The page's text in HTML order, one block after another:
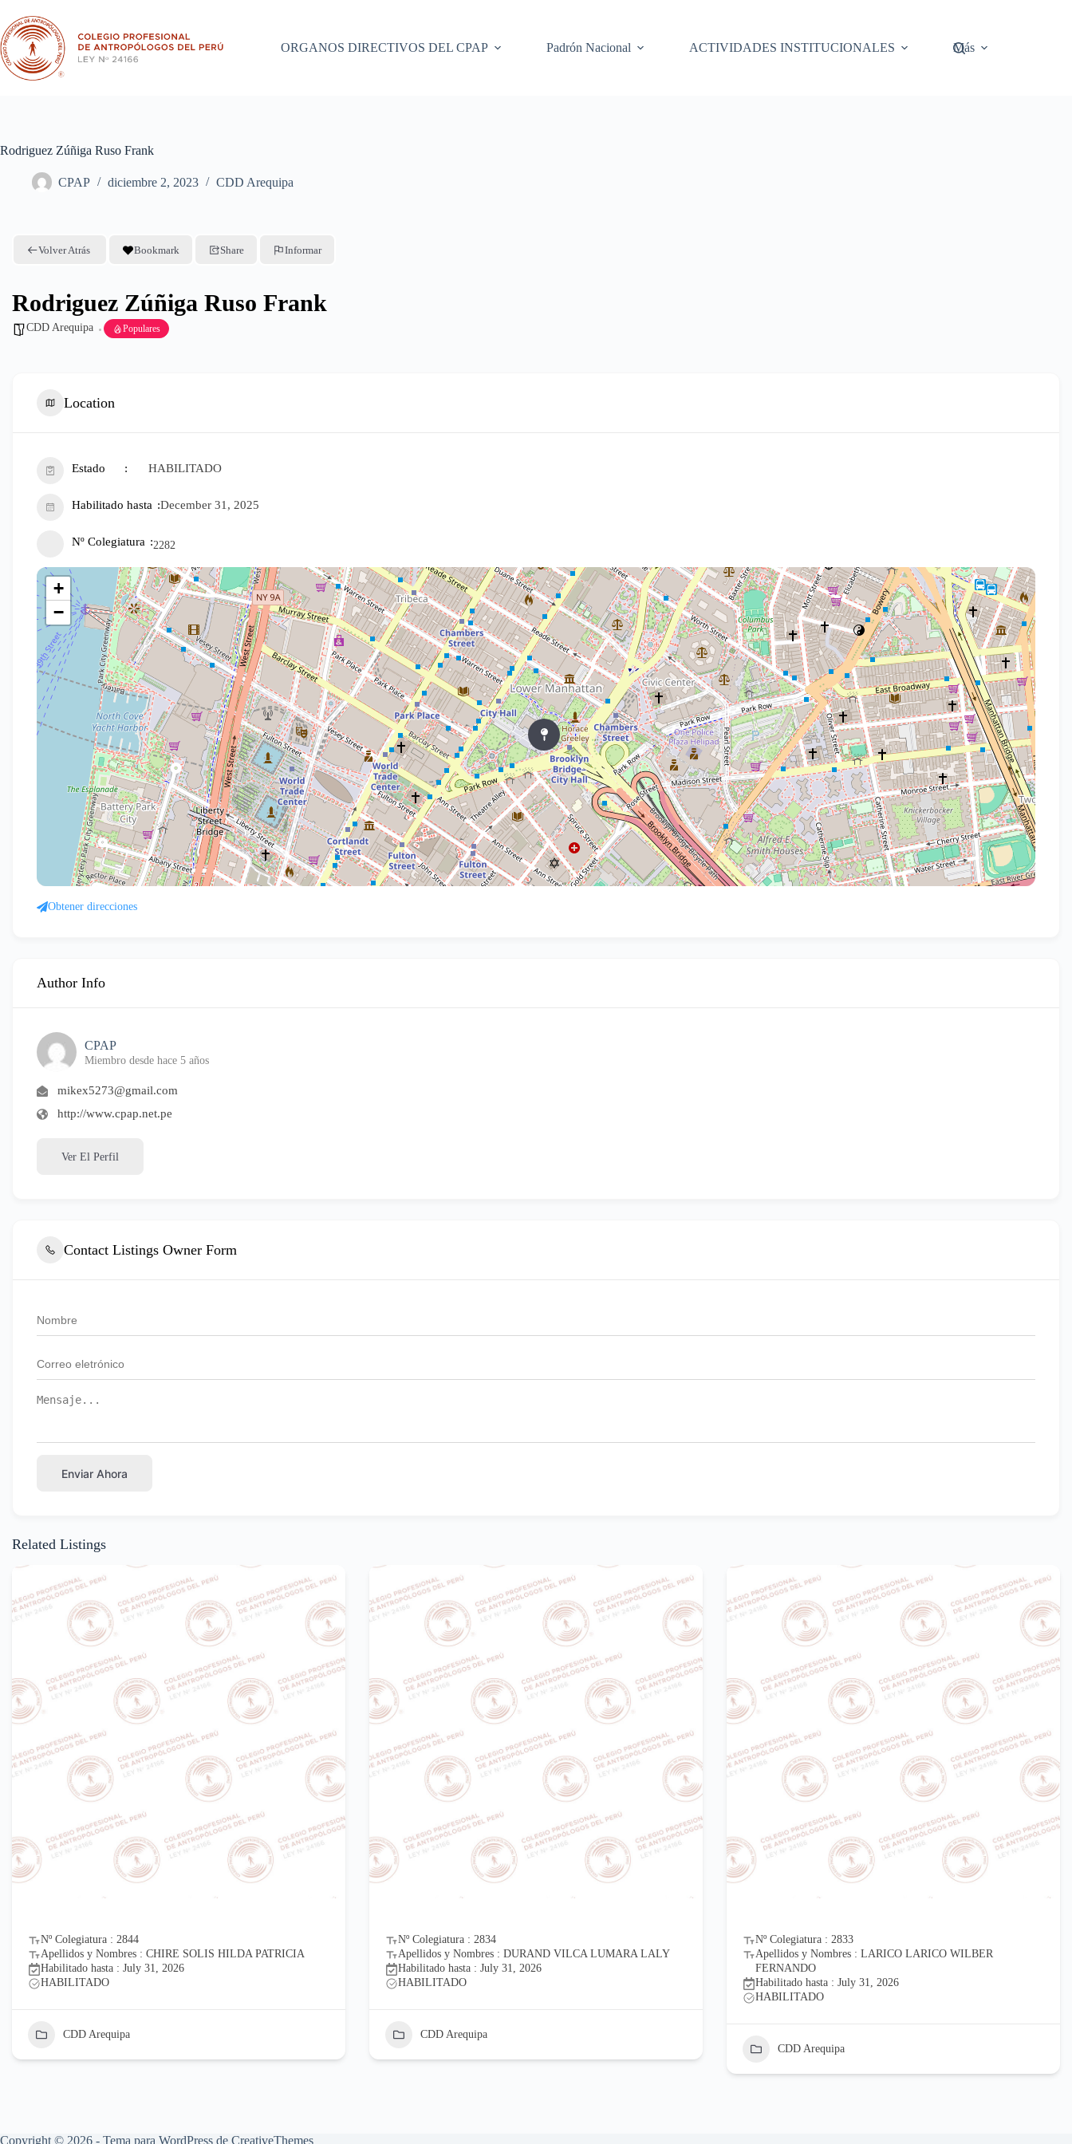
contenido
ORGANOS DIRECTIVOS DEL CPAP
Padrón Nacional ACTIVIDADES INSTITUCIONALES Más
Rodriguez Zúñiga Ruso Frank
CPAP diciembre 2, 2023 CDD Arequipa
Volver Atrás Bookmark Share Informar
Rodriguez Zúñiga Ruso Frank
CDD Arequipa Populares
Location
Estado HABILITADO
Habilitado hasta December 31, 2025
Nº Colegiatura 2282
+
−
Obtener direcciones
Author Info
CPAP
Miembro desde hace 5 años
mikex5273@gmail.com
http://www.cpap.net.pe
Ver El Perfil
Contact Listings Owner Form
Enviar Ahora
Related Listings
Nº Colegiatura : 2844
Apellidos y Nombres : CHIRE SOLIS HILDA PATRICIA
Habilitado hasta : July 31, 2026
HABILITADO
CDD Arequipa
Nº Colegiatura : 2834
Apellidos y Nombres : DURAND VILCA LUMARA LALY
Habilitado hasta : July 31, 2026
HABILITADO
CDD Arequipa
Nº Colegiatura : 2833
Apellidos y Nombres : LARICO LARICO WILBER
FERNANDO
Habilitado hasta : July 31, 2026
HABILITADO
CDD Arequipa
Copyright © 2026 - Tema para WordPress de CreativeThemes